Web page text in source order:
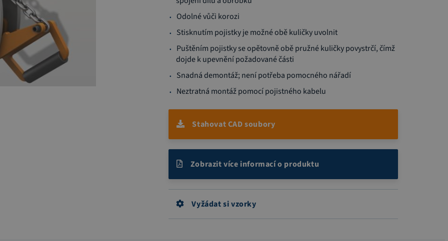
Odolné vůči korozi
Stisknutím pojistky je možné obě kuličky uvolnit
Puštěním pojistky se opětovně obě pružné kuličky povystrčí, čímž
dojde k upevnění požadované části
Snadná demontáž; není potřeba pomocného nářadí
Neztratná montáž pomocí pojistného kabelu
Stahovat CAD soubory
Zobrazit více informací o produktu
Vyžádat si vzorky